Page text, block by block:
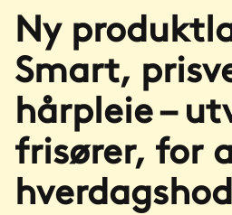
Ny
Smart,
hårpleie –
frisører, for